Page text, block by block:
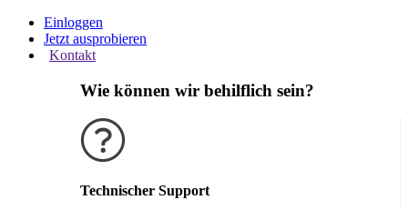
Einloggen
Jetzt ausprobieren
Kontakt
Wie können wir behilflich sein?
Technischer Support